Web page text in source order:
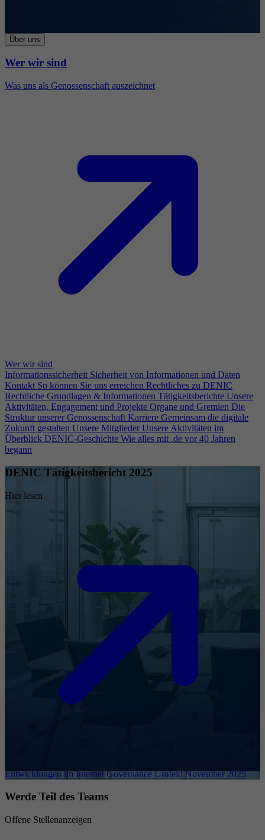
Über uns
Wer wir sind
Was uns als Genossenschaft auszeichnet
Wer wir sind
Informationssicherheit Sicherheit von Informationen und Daten
Kontakt So können Sie uns erreichen Rechtliches zu DENIC
Rechtliche Grundlagen & Informationen Tätigkeitsberichte Unsere
Aktivitäten, Engagement und Projekte Organe und Gremien Die
Struktur unserer Genossenschaft Karriere Gemeinsam die digitale
Zukunft gestalten Unsere Mitglieder Unsere Aktivitäten im
Überblick DENIC-Geschichte Wie alles mit .de vor 40 Jahren
begann
DENIC Tätigkeitsbericht 2025
Hier lesen
Entwicklungen im Internet Governance Umfeld November 2025
Werde Teil des Teams
Offene Stellenanzeigen